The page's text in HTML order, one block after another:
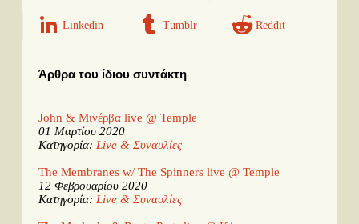
Linkedin Tumblr Reddit
Άρθρα του ίδιου συντάκτη
John & Μινέρβα live @ Temple
01 Μαρτίου 2020
Κατηγορία: Live & Συναυλίες
The Membranes w/ The Spinners live @ Temple
12 Φεβρουαρίου 2020
Κατηγορία: Live & Συναυλίες